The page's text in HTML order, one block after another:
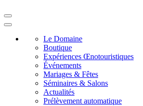
Le Domaine
Boutique
Expériences Œnotouristiques
Événements
Mariages & Fêtes
Séminaires & Salons
Actualités
Prélèvement automatique